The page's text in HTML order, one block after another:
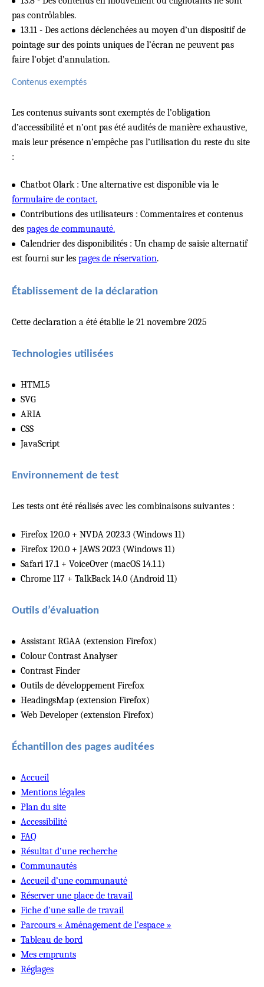
pas contrôlables.
13.11 - Des actions déclenchées au moyen d’un dispositif de
pointage sur des points uniques de l’écran ne peuvent pas
faire l’objet d’annulation.
Contenus exemptés
Les contenus suivants sont exemptés de l’obligation
d’accessibilité et n’ont pas été audités de manière exhaustive,
mais leur présence n’empêche pas l’utilisation du reste du site
:
Chatbot Olark : Une alternative est disponible via le
formulaire de contact.
Contributions des utilisateurs : Commentaires et contenus
des pages de communauté.
Calendrier des disponibilités : Un champ de saisie alternatif
est fourni sur les pages de réservation.
Établissement de la déclaration
Cette declaration a été établie le 21 novembre 2025
Technologies utilisées
HTML5
SVG
ARIA
CSS
JavaScript
Environnement de test
Les tests ont été réalisés avec les combinaisons suivantes :
Firefox 120.0 + NVDA 2023.3 (Windows 11)
Firefox 120.0 + JAWS 2023 (Windows 11)
Safari 17.1 + VoiceOver (macOS 14.1.1)
Chrome 117 + TalkBack 14.0 (Android 11)
Outils d’évaluation
Assistant RGAA (extension Firefox)
Colour Contrast Analyser
Contrast Finder
Outils de développement Firefox
HeadingsMap (extension Firefox)
Web Developer (extension Firefox)
Échantillon des pages auditées
Accueil
Mentions légales
Plan du site
Accessibilité
FAQ
Résultat d’une recherche
Communautés
Accueil d’une communauté
Réserver une place de travail
Fiche d’une salle de travail
Parcours « Aménagement de l’espace »
Tableau de bord
Mes emprunts
Réglages